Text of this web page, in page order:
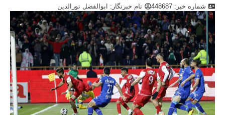
شماره خبر: 448687 نام خبرنگار: ابوالفضل نورالدین